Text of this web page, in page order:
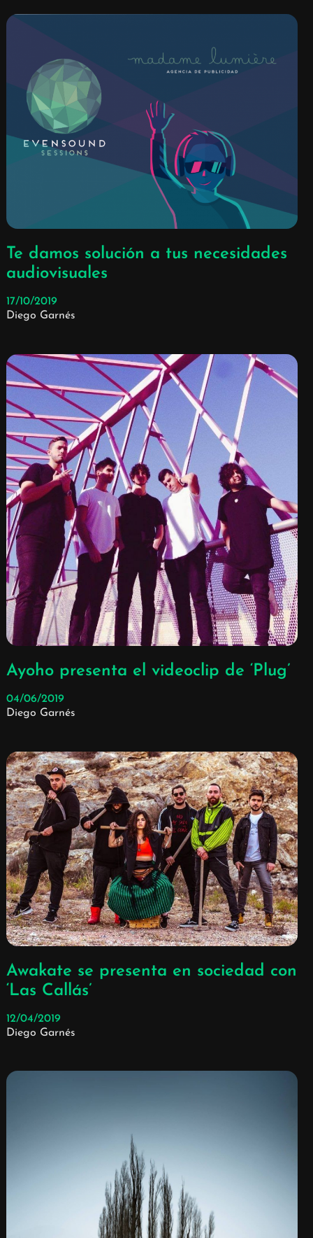
Te damos solución a tus necesidades
audiovisuales
17/10/2019
Diego Garnés
Ayoho presenta el videoclip de ‘Plug’
04/06/2019
Diego Garnés
Awakate se presenta en sociedad con
‘Las Callás’
12/04/2019
Diego Garnés